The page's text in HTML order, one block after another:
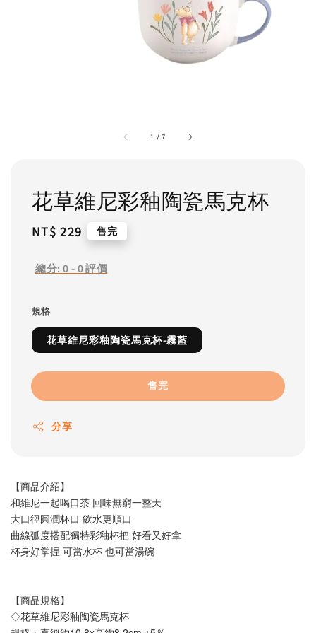
1 /7
花草維尼彩釉陶瓷馬克杯
Regular
NT$ 229 售完
總分:0 - 0評價
規格
花草維尼彩釉陶瓷馬克杯-霧藍
售完
分享
【商品介紹】
和維尼一起喝口茶 回味無窮一整天
大口徑圓潤杯口 飲水更順口
曲線弧度搭配獨特彩釉杯把 好看又好拿
杯身好掌握 可當水杯 也可當湯碗
【商品規格】
◇花草維尼彩釉陶瓷馬克杯